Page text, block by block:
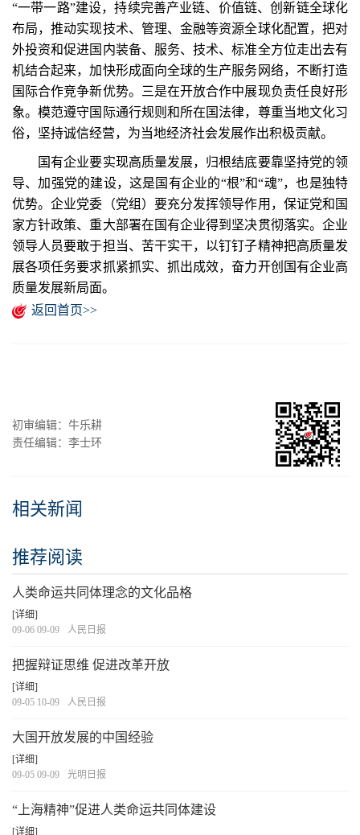
“一带一路”建设，持续完善产业链、价值链、创新链全球化
布局，推动实现技术、管理、金融等资源全球化配置，把对
外投资和促进国内装备、服务、技术、标准全方位走出去有
机结合起来，加快形成面向全球的生产服务网络，不断打造
国际合作竞争新优势。三是在开放合作中展现负责任良好形
象。模范遵守国际通行规则和所在国法律，尊重当地文化习
俗，坚持诚信经营，为当地经济社会发展作出积极贡献。
国有企业要实现高质量发展，归根结底要靠坚持党的领
导、加强党的建设，这是国有企业的“根”和“魂”，也是独特
优势。企业党委（党组）要充分发挥领导作用，保证党和国
家方针政策、重大部署在国有企业得到坚决贯彻落实。企业
领导人员要敢于担当、苦干实干，以钉钉子精神把高质量发
展各项任务要求抓紧抓实、抓出成效，奋力开创国有企业高
质量发展新局面。
返回首页>>
初审编辑：牛乐耕
责任编辑：李士环
相关新闻
推荐阅读
人类命运共同体理念的文化品格
[详细]
09-06 09-09
人民日报
把握辩证思维 促进改革开放
[详细]
09-05 10-09
人民日报
大国开放发展的中国经验
[详细]
09-05 09-09
光明日报
“上海精神”促进人类命运共同体建设
[详细]